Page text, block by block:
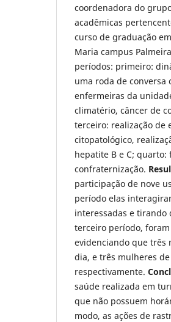
coordenadora do
acadêmicas
curso de graduação
Maria campus
períodos: primeiro:
uma roda de conversa
enfermeiras da
climatério, câncer de
terceiro: realização de
citopatológico,
hepatite B e C;
confraternização.
participação de nove
período elas
interessadas e tirando
terceiro período,
evidenciando que três
dia, e três mulheres de
respectivamente.
saúde realizada em
que não possuem
modo, as ações de